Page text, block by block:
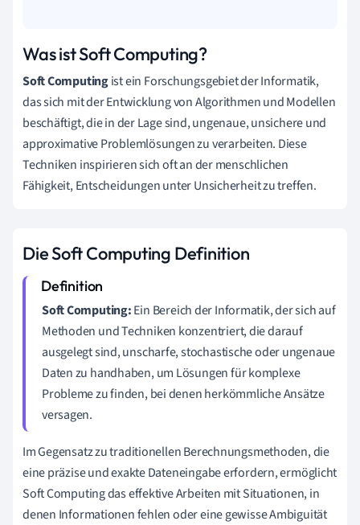
Was ist Soft Computing?
Soft Computingist ein Forschungsgebiet der Informatik,
das sich mit der Entwicklung von Algorithmen und Modellen
beschäftigt, die in der Lage sind, ungenaue, unsichere und
approximative Problemlösungen zu verarbeiten. Diese
Techniken inspirieren sich oft an der menschlichen
Fähigkeit, Entscheidungen unter Unsicherheit zu treffen.
Die Soft Computing Definition
Soft Computing:Ein Bereich der Informatik, der sich auf
Methoden und Techniken konzentriert, die darauf
ausgelegt sind, unscharfe, stochastische oder ungenaue
Daten zu handhaben, um Lösungen für komplexe
Probleme zu finden, bei denen herkömmliche Ansätze
versagen.
Im Gegensatz zu traditionellen Berechnungsmethoden, die
eine präzise und exakte Dateneingabe erfordern, ermöglicht
Soft Computing das effektive Arbeiten mit Situationen, in
denen Informationen fehlen oder eine gewisse Ambiguität